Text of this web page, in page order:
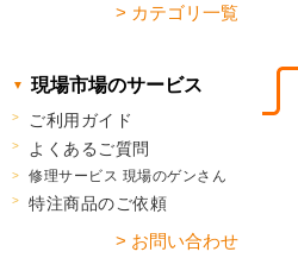
> カテゴリ一覧
現場市場のサービス
ご利用ガイド
よくあるご質問
修理サービス 現場のゲンさん
特注商品のご依頼
> お問い合わせ